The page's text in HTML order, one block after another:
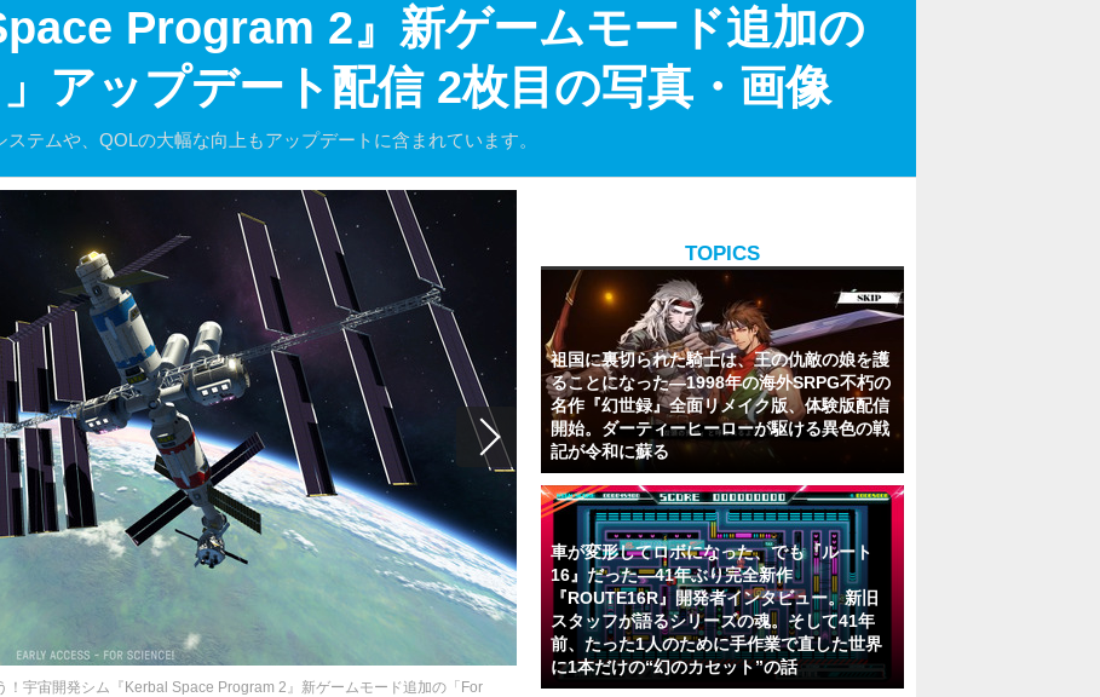
Program 2』新ゲームモード追加の
アップデート配信 2枚目の写真・画像
テムや、QOLの大幅な向上もアップデートに含まれています。
宇宙開発シム『Kerbal Space Program 2』新ゲームモード追加の「For
TOPICS
祖国に裏切られた騎士は、王の仇敵の娘を護
ることになった―1998年の海外SRPG不朽の
名作『幻世録』全面リメイク版、体験版配信
開始。ダーティーヒーローが駆ける異色の戦
記が令和に蘇る
車が変形してロボになった、でも『ルート
16』だった―41年ぶり完全新作
『ROUTE16R』開発者インタビュー。新旧
スタッフが語るシリーズの魂。そして41年
前、たった1人のために手作業で直した世界
に1本だけの“幻のカセット”の話